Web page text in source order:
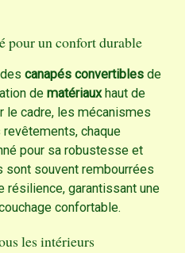
pour un confort durable
descanapés convertibles de
dematériauxhaut de
le cadre, les mécanismes
chaque
pour sa robustesse et
souvent rembourrées
résilience, garantissant une
confortable.
les intérieurs